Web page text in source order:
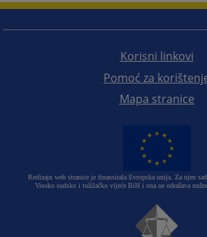
Korisni linkovi
Pomoć za
Mapa stranice
Redizajn web stranice je finansirala Evropska unija. Za njen
Visoko sudsko i tužilačko vijeće BiH i ona ne odražava